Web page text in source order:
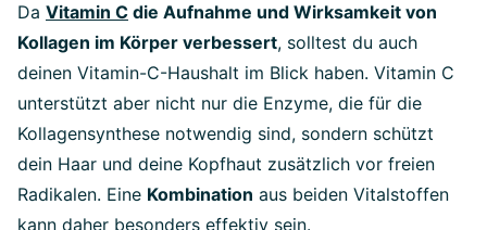
Da Vitamin C die Aufnahme und Wirksamkeit von
Kollagen im Körper verbessert, solltest du auch
deinen Vitamin-C-Haushalt im Blick haben. Vitamin C
unterstützt aber nicht nur die Enzyme, die für die
Kollagensynthese notwendig sind, sondern schützt
dein Haar und deine Kopfhaut zusätzlich vor freien
Radikalen. Eine Kombination aus beiden Vitalstoffen
kann daher besonders effektiv sein.